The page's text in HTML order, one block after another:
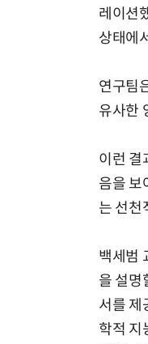
레이션
상태에
연구팀
유사한
이런 결
음을 보
는 선천
백세범
을 설명
서를 제
학적 지